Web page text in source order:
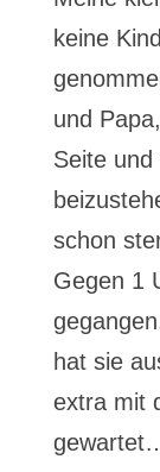
keine
und
Seite
schon
Gegen 1
hat sie
extra mit